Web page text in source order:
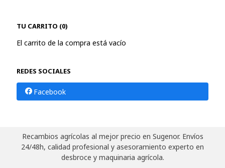
TU CARRITO (0)
El carrito de la compra está vacío
REDES SOCIALES
Facebook
Recambios agrícolas al mejor precio en Sugenor. Envíos
24/48h, calidad profesional y asesoramiento experto en
desbroce y maquinaria agrícola.